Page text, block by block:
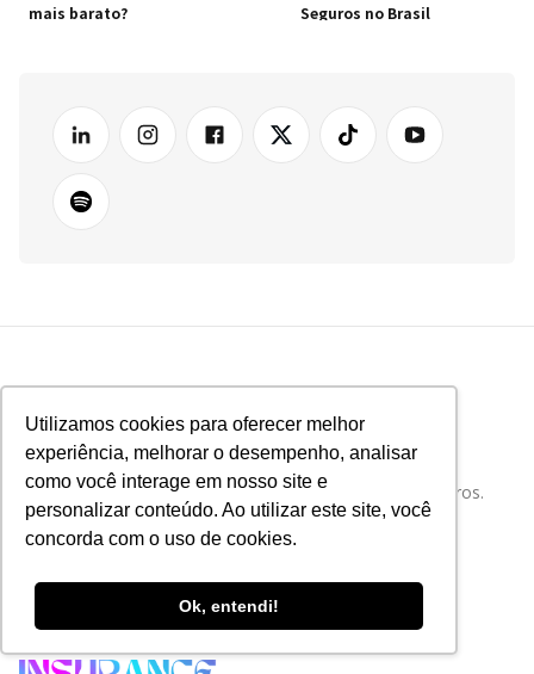
Utilizamos cookies para oferecer melhor
experiência, melhorar o desempenho, analisar
como você interage em nosso site e
personalizar conteúdo. Ao utilizar este site, você
concorda com o uso de cookies.
Ok, entendi!
mais barato?
Seguros no Brasil
Tudo sobre Tecnologia e Inovação no Mercado de Seguros.